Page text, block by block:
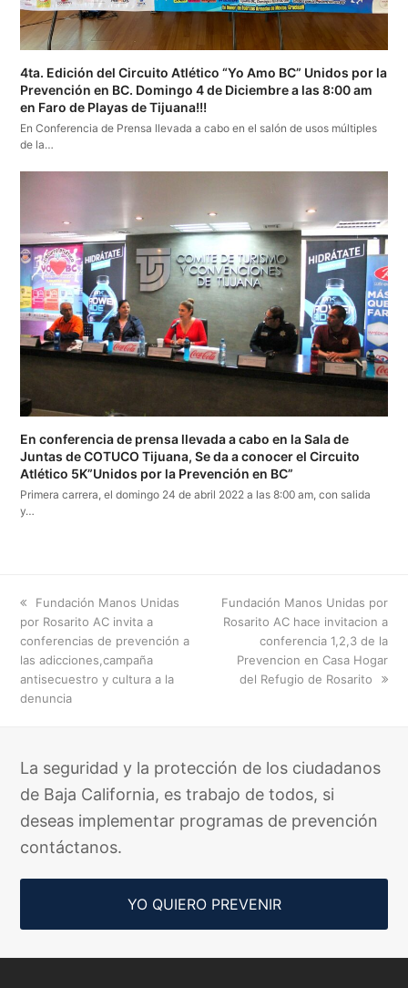
4ta. Edición del Circuito Atlético “Yo Amo BC” Unidos por la
Prevención en BC. Domingo 4 de Diciembre a las 8:00 am
en Faro de Playas de Tijuana!!!
En Conferencia de Prensa llevada a cabo en el salón de usos múltiples
de la…
En conferencia de prensa llevada a cabo en la Sala de
Juntas de COTUCO Tijuana, Se da a conocer el Circuito
Atlético 5K”Unidos por la Prevención en BC”
Primera carrera, el domingo 24 de abril 2022 a las 8:00 am, con salida
y…
previous
post:
Fundación Manos Unidas
por Rosarito AC invita a
conferencias de prevención a
las adicciones,campaña
antisecuestro y cultura a la
denuncia
next
post:
Fundación Manos Unidas por
Rosarito AC hace invitacion a
conferencia 1,2,3 de la
Prevencion en Casa Hogar
del Refugio de Rosarito
La seguridad y la protección de los ciudadanos
de Baja California, es trabajo de todos, si
deseas implementar programas de prevención
contáctanos.
YO QUIERO PREVENIR